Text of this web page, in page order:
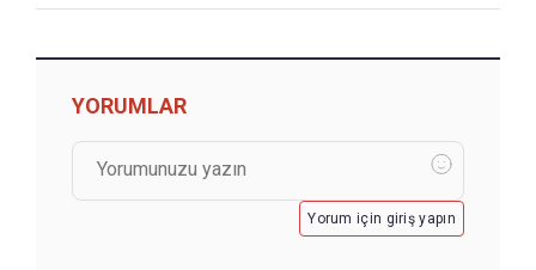
YORUMLAR
Yorum için giriş yapın